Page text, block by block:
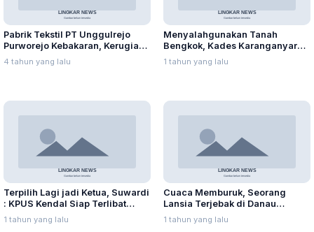
Pabrik Tekstil PT Unggulrejo
Purworejo Kebakaran, Kerugian
Capai Puluhan Juta Rupiah
4 tahun yang lalu
Menyalahgunakan Tanah
Bengkok, Kades Karanganyar
Ditangkap Kejari
1 tahun yang lalu
Terpilih Lagi jadi Ketua, Suwardi
: KPUS Kendal Siap Terlibat
Suplai Telur untuk MBG
1 tahun yang lalu
Cuaca Memburuk, Seorang
Lansia Terjebak di Danau
Rawapening Saat Mencari
Enceng Gondok
1 tahun yang lalu